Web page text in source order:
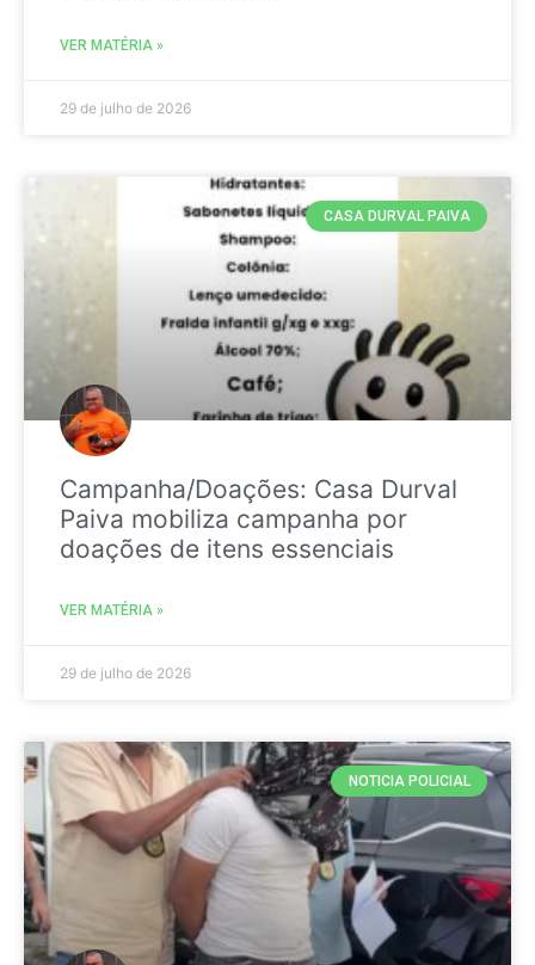
VER MATÉRIA »
29 de julho de 2026
CASA DURVAL PAIVA
Campanha/Doações: Casa Durval
Paiva mobiliza campanha por
doações de itens essenciais
VER MATÉRIA »
29 de julho de 2026
NOTICIA POLICIAL